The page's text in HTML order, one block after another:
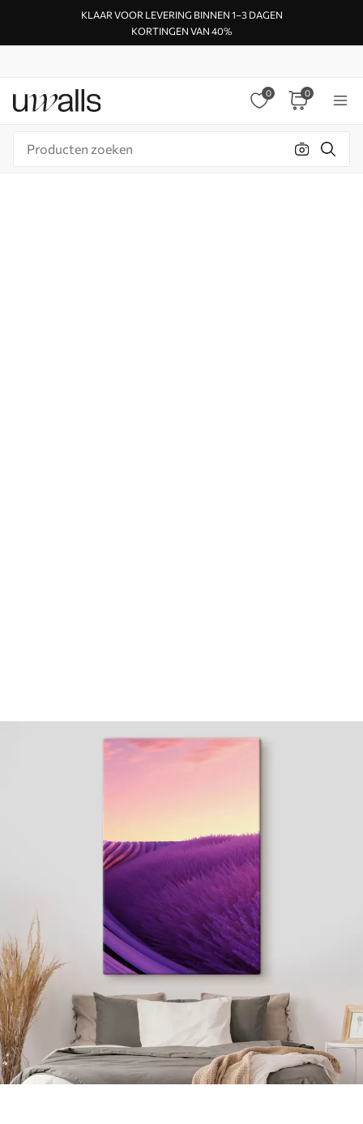
KLAAR VOOR LEVERING BINNEN 1–3 DAGEN
KORTINGEN VAN 40%
0 0